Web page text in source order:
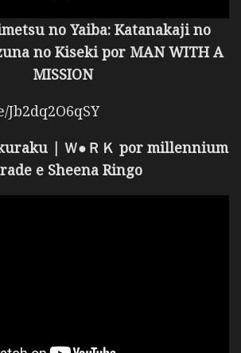
no Yaiba: Katanakaji no
no Kiseki por MAN WITH A
MISSION
| Ｗ●ＲＫ por millennium
e Sheena Ringo